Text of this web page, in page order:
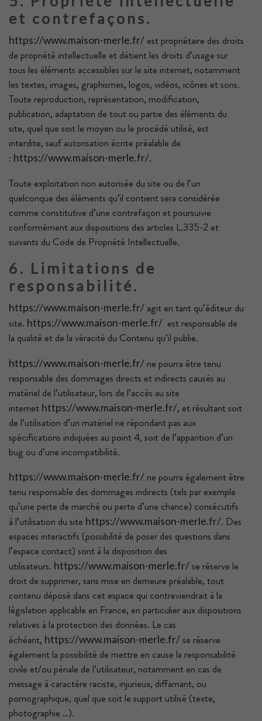
et contrefaçons.
https://www.maison-merle.fr/ est propriétaire des droits
de propriété intellectuelle et détient les droits d’usage sur
tous les éléments accessibles sur le site internet, notamment
les textes, images, graphismes, logos, vidéos, icônes et sons.
Toute reproduction, représentation, modification,
publication, adaptation de tout ou partie des éléments du
site, quel que soit le moyen ou le procédé utilisé, est
interdite, sauf autorisation écrite préalable de
: https://www.maison-merle.fr/.
Toute exploitation non autorisée du site ou de l’un
quelconque des éléments qu’il contient sera considérée
comme constitutive d’une contrefaçon et poursuivie
conformément aux dispositions des articles L.335-2 et
suivants du Code de Propriété Intellectuelle.
6. Limitations de
responsabilité.
https://www.maison-merle.fr/ agit en tant qu’éditeur du
site. https://www.maison-merle.fr/ est responsable de
la qualité et de la véracité du Contenu qu’il publie.
https://www.maison-merle.fr/ ne pourra être tenu
responsable des dommages directs et indirects causés au
matériel de l’utilisateur, lors de l’accès au site
internet https://www.maison-merle.fr/, et résultant soit
de l’utilisation d’un matériel ne répondant pas aux
spécifications indiquées au point 4, soit de l’apparition d’un
bug ou d’une incompatibilité.
https://www.maison-merle.fr/ ne pourra également être
tenu responsable des dommages indirects (tels par exemple
qu’une perte de marché ou perte d’une chance) consécutifs
à l’utilisation du site https://www.maison-merle.fr/. Des
espaces interactifs (possibilité de poser des questions dans
l’espace contact) sont à la disposition des
utilisateurs. https://www.maison-merle.fr/se réserve le
droit de supprimer, sans mise en demeure préalable, tout
contenu déposé dans cet espace qui contreviendrait à la
législation applicable en France, en particulier aux dispositions
relatives à la protection des données. Le cas
échéant, https://www.maison-merle.fr/se réserve
également la possibilité de mettre en cause la responsabilité
civile et/ou pénale de l’utilisateur, notamment en cas de
message à caractère raciste, injurieux, diffamant, ou
pornographique, quel que soit le support utilisé (texte,
photographie …).